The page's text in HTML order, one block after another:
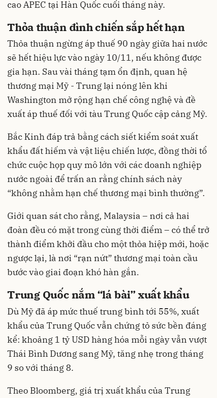
cao APEC tại Hàn Quốc cuối tháng này.
Thỏa thuận đình chiến sắp hết hạn
Thỏa thuận ngừng áp thuế 90 ngày giữa hai nước
sẽ hết hiệu lực vào ngày 10/11, nếu không được
gia hạn. Sau vài tháng tạm ổn định, quan hệ
thương mại Mỹ - Trung lại nóng lên khi
Washington mở rộng hạn chế công nghệ và đề
xuất áp thuế đối với tàu Trung Quốc cập cảng Mỹ.
Bắc Kinh đáp trả bằng cách siết kiểm soát xuất
khẩu đất hiếm và vật liệu chiến lược, đồng thời tổ
chức cuộc họp quy mô lớn với các doanh nghiệp
nước ngoài để trấn an rằng chính sách này
“không nhằm hạn chế thương mại bình thường”.
Giới quan sát cho rằng, Malaysia – nơi cả hai
đoàn đều có mặt trong cùng thời điểm – có thể trở
thành điểm khởi đầu cho một thỏa hiệp mới, hoặc
ngược lại, là nơi “rạn nứt” thương mại toàn cầu
bước vào giai đoạn khó hàn gắn.
Trung Quốc nắm “lá bài” xuất khẩu
Dù Mỹ đã áp mức thuế trung bình tới 55%, xuất
khẩu của Trung Quốc vẫn chứng tỏ sức bền đáng
kể: khoảng 1 tỷ USD hàng hóa mỗi ngày vẫn vượt
Thái Bình Dương sang Mỹ, tăng nhẹ trong tháng
9 so với tháng 8.
Theo Bloomberg, giá trị xuất khẩu của Trung